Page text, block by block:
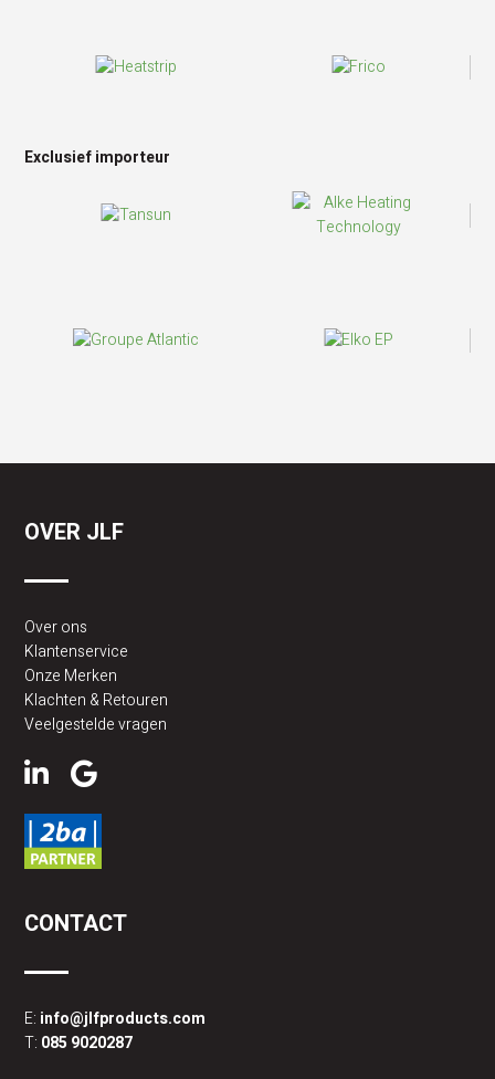
Exclusief importeur
OVER JLF
Over ons
Klantenservice
Onze Merken
Klachten & Retouren
Veelgestelde vragen
CONTACT
E: info@jlfproducts.com
T: 085 9020287